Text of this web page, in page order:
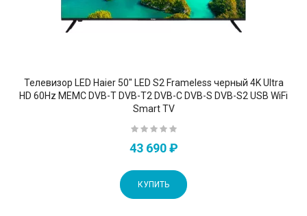
Телевизор LED Haier 50" LED S2 Frameless черный 4K Ultra
HD 60Hz MEMC DVB-T DVB-T2 DVB-C DVB-S DVB-S2 USB WiFi
Smart TV
43 690 ₽
КУПИТЬ